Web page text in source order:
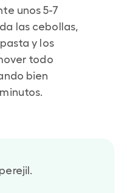
unos 5-7
las cebollas,
y los
todo
bien